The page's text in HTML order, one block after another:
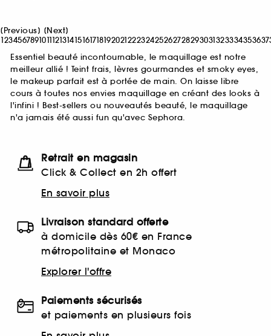
[Previous] [Next]
12345678910111213141516171819202122232425262728293031323334353637
Essentiel beauté incontournable, le maquillage est notre
meilleur allié ! Teint frais, lèvres gourmandes et smoky eyes,
le makeup parfait est à portée de main. On laisse libre
cours à toutes nos envies maquillage en créant des looks à
l'infini ! Best-sellers ou nouveautés beauté, le maquillage
n'a jamais été aussi fun qu'avec Sephora.
Retrait en magasin
Click & Collect en 2h offert
En savoir plus
Livraison standard offerte
à domicile dès 60€ en France
métropolitaine et Monaco
Explorer l'offre
Paiements sécurisés
et paiements en plusieurs fois